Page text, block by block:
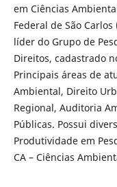
em Ciências
Federal de São
líder do Grupo de
Direitos, cadastrado
Principais áreas de
Ambiental, Direito
Regional, Auditoria
Públicas. Possui
Produtividade em
CA – Ciências